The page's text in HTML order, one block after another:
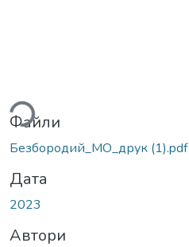
Файли
Безбородий_МО_друк (1).pdf
Дата
2023
Автори